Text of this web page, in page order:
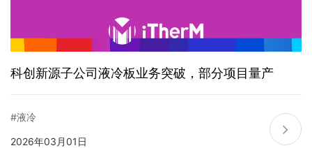
科创新源子公司液冷板业务突破，部分项目量产
#液冷
2026年03月01日